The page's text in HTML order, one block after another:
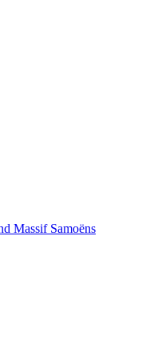
Massif Samoëns